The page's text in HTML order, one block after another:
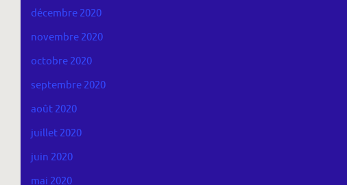
décembre 2020
novembre 2020
octobre 2020
septembre 2020
août 2020
juillet 2020
juin 2020
mai 2020